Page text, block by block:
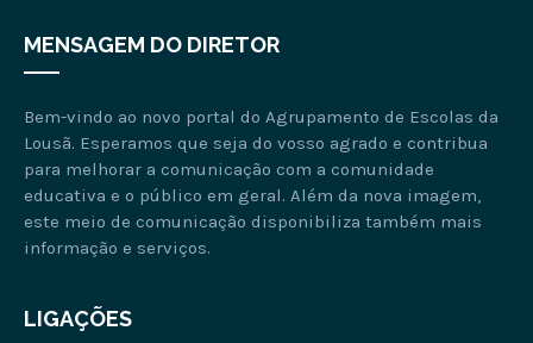
MENSAGEM DO DIRETOR
Bem-vindo ao novo portal do Agrupamento de Escolas da
Lousã. Esperamos que seja do vosso agrado e contribua
para melhorar a comunicação com a comunidade
educativa e o público em geral. Além da nova imagem,
este meio de comunicação disponibiliza também mais
informação e serviços.
LIGAÇÕES